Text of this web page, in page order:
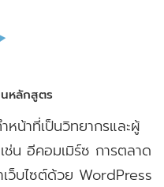
นหลักสูตร
น้าที่เป็นวิทยากรและผู้
น อีคอมเมิร์ซ การตลาด
ว็บไซต์ด้วย WordPress